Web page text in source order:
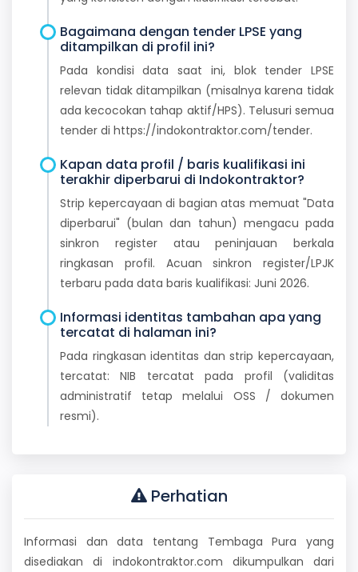
Bagaimana dengan tender LPSE yang
ditampilkan di profil ini?
Pada kondisi data saat ini, blok tender LPSE
relevan tidak ditampilkan (misalnya karena tidak
ada kecocokan tahap aktif/HPS). Telusuri semua
tender di https://indokontraktor.com/tender.
Kapan data profil / baris kualifikasi ini
terakhir diperbarui di Indokontraktor?
Strip kepercayaan di bagian atas memuat "Data
diperbarui" (bulan dan tahun) mengacu pada
sinkron register atau peninjauan berkala
ringkasan profil. Acuan sinkron register/LPJK
terbaru pada data baris kualifikasi: Juni 2026.
Informasi identitas tambahan apa yang
tercatat di halaman ini?
Pada ringkasan identitas dan strip kepercayaan,
tercatat: NIB tercatat pada profil (validitas
administratif tetap melalui OSS / dokumen
resmi).
Perhatian
Informasi dan data tentang Tembaga Pura yang
disediakan di indokontraktor.com dikumpulkan dari